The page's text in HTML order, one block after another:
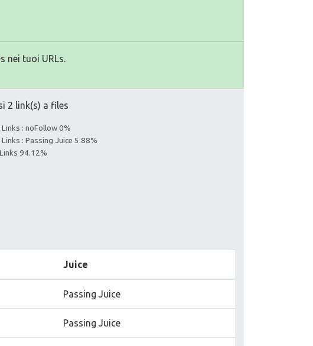
nei tuoi URLs.
2 link(s) a files
Links : noFollow 0%
: Passing Juice 5.88%
94.12%
Juice
Passing Juice
Passing Juice